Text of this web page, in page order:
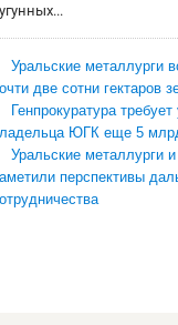
Уральские металлурги
две сотни гектаров
Генпрокуратура
ЮГК еще 5
Уральские металлурги
перспективы